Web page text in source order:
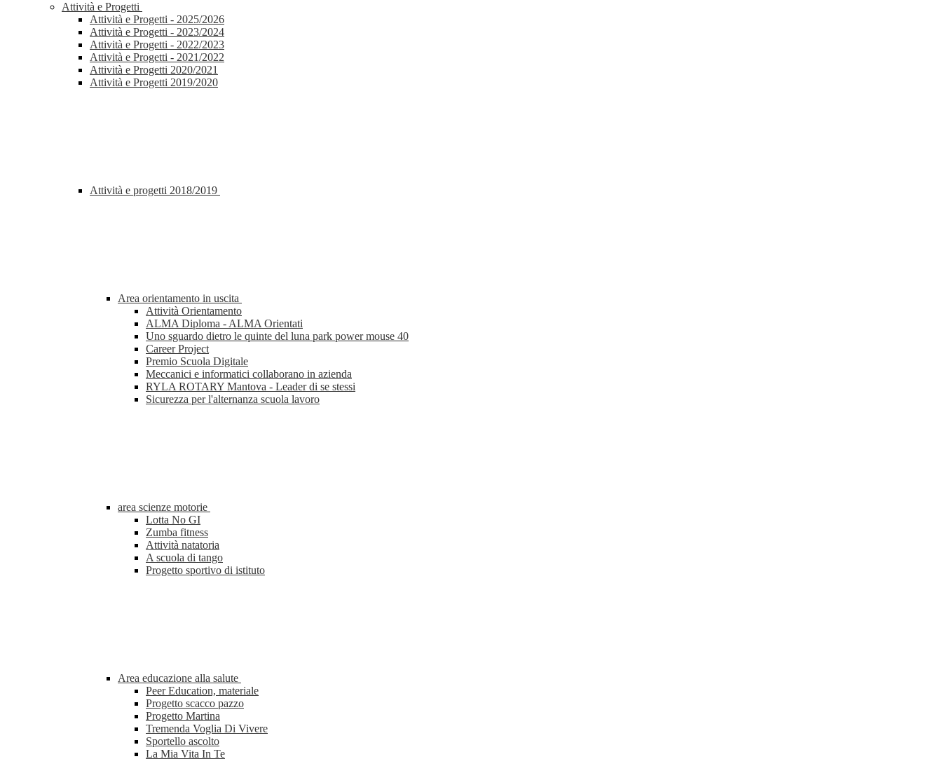
Attività e Progetti
Attività e Progetti - 2025/2026
Attività e Progetti - 2023/2024
Attività e Progetti - 2022/2023
Attività e Progetti - 2021/2022
Attività e Progetti 2020/2021
Attività e Progetti 2019/2020
Attività e progetti 2018/2019
Area orientamento in uscita
Attività Orientamento
ALMA Diploma - ALMA Orientati
Uno sguardo dietro le quinte del luna park power mouse 40
Career Project
Premio Scuola Digitale
Meccanici e informatici collaborano in azienda
RYLA ROTARY Mantova - Leader di se stessi
Sicurezza per l'alternanza scuola lavoro
area scienze motorie
Lotta No GI
Zumba fitness
Attività natatoria
A scuola di tango
Progetto sportivo di istituto
Area educazione alla salute
Peer Education, materiale
Progetto scacco pazzo
Progetto Martina
Tremenda Voglia Di Vivere
Sportello ascolto
La Mia Vita In Te